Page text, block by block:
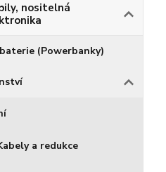
nositelná
(Powerbanky)
a redukce